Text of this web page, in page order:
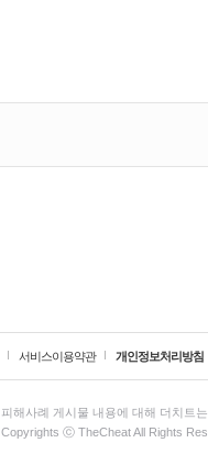
서비스이용약관 개인정보처리방침
피해사례 게시물 내용에 대해 더치트
Copyrights ⓒ TheCheat All Rights